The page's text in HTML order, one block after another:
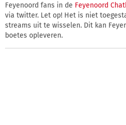
Feyenoord fans in de Feyenoord
via twitter. Let op! Het is niet
streams uit te wisselen. Dit kan
boetes opleveren.